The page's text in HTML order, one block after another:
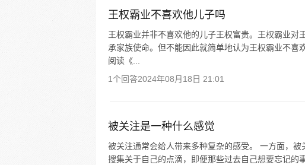
王权霸业不喜欢他儿子吗
王权霸业并非不喜欢他的儿子王权富贵。王权霸业
承家族使命。但不能因此就简单地认为王权霸业不
阅读《...
1个回答2024年08月18日 21:01
被关注是一种什么感觉
被关注通常会给人带来多种复杂的感受。 一方面，
搜集关于自己的点滴，即便那些过去自己想要忘记